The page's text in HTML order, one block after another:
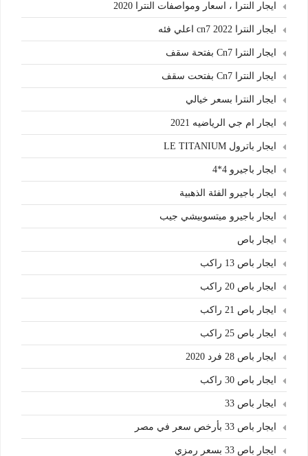
ايجار النترا ، اسعار ومواصفات النترا 2020
ايجار النترا cn7 2022 اعلي فئه
ايجار النترا Cn7 بفتحة سقف
ايجار النترا Cn7 بفتحت سقف
ايجار النترا بسعر خيالي
ايجار ام جي الرياضيه 2021
ايجار باترول LE TITANIUM
ايجار باجيرو 4*4
ايجار باجيرو الفئة الذهبية
ايجار باجيرو ميتسوبيشي جيب
ايجار باص
ايجار باص 13 راكب
ايجار باص 20 راكب
ايجار باص 21 راكب
ايجار باص 25 راكب
ايجار باص 28 فرد 2020
ايجار باص 30 راكب
ايجار باص 33
ايجار باص 33 بأرخص سعر في مصر
ايجار باص 33 بسعر رمزي